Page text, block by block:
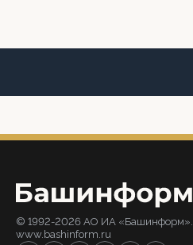
© 1992-2026 АО ИА «Башинформ».
www.bashinform.ru